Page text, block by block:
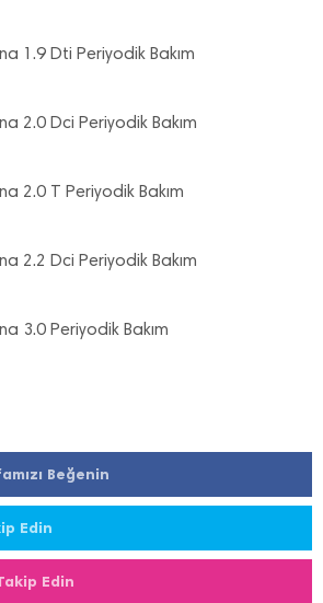
1.9 Dti Periyodik Bakım
2.0 Dci Periyodik Bakım
2.0 T Periyodik Bakım
2.2 Dci Periyodik Bakım
3.0 Periyodik Bakım
Beğenin
Edin
Edin